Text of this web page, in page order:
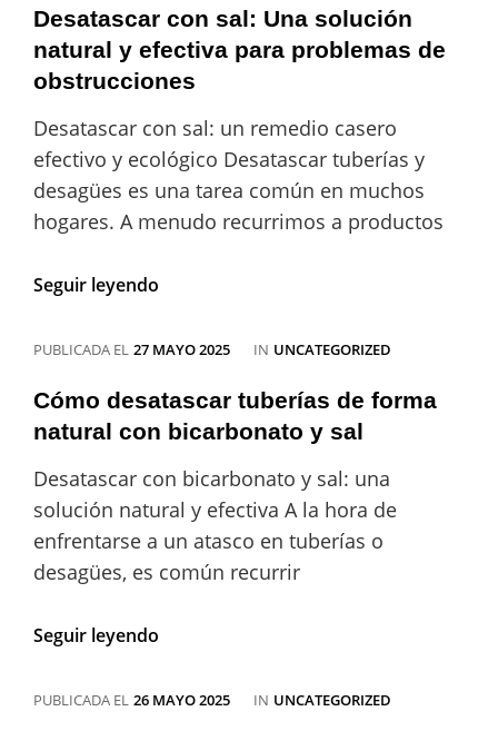
oculta
de
forma
efectiva
Desatascar con sal: Una solución
natural y efectiva para problemas de
obstrucciones
Desatascar con sal: un remedio casero
efectivo y ecológico Desatascar tuberías y
desagües es una tarea común en muchos
hogares. A menudo recurrimos a productos
Seguir leyendo
Una
natural
efectiva
para
problemas
de
obstrucciones
PUBLICADA EL 27 MAYO 2025 IN CATEGORÍAS
UNCATEGORIZED
Cómo desatascar tuberías de forma
natural con bicarbonato y sal
Desatascar con bicarbonato y sal: una
solución natural y efectiva A la hora de
enfrentarse a un atasco en tuberías o
desagües, es común recurrir
Seguir leyendo
de
PUBLICADA EL 26 MAYO 2025 IN CATEGORÍAS
UNCATEGORIZED